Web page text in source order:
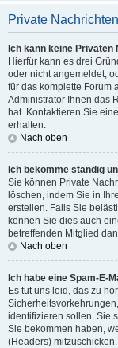
Private Nachrichten
Ich kann keine
Hierfür kann es drei
oder nicht angemeldet,
für das komplette Forum
Administrator Ihnen das
hat. Kontaktieren Sie
erhalten.
Nach oben
Ich bekomme ständig
Sie können Private
löschen, indem Sie in
erstellen. Falls Sie
können Sie dies auch
betreffenden Mitglied
Nach oben
Ich habe eine Spam-E-
Es tut uns leid, das zu
identifizieren sollen. Sie
Sie bekommen haben,
(Headers)